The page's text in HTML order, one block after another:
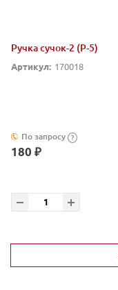
Ручка сучок-2 (Р-5)
Артикул: 170018
По запросу ?
180 ₽